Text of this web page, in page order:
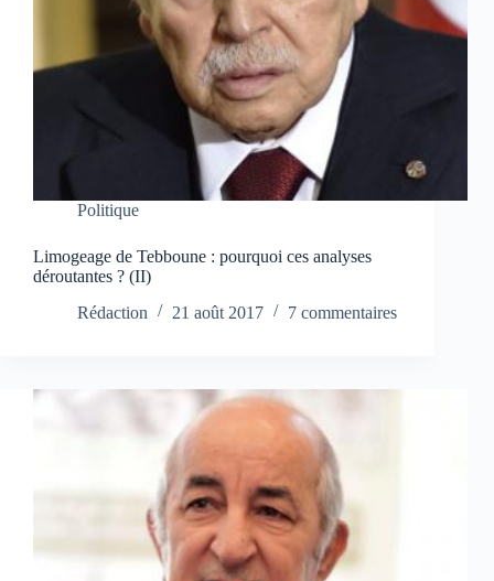
Politique
Limogeage de Tebboune : pourquoi ces analyses
déroutantes ? (II)
Rédaction
21 août 2017 7 commentaires